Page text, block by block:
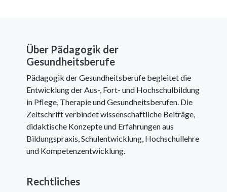
Über Pädagogik der
Gesundheitsberufe
Pädagogik der Gesundheitsberufe begleitet die
Entwicklung der Aus-, Fort- und Hochschulbildung
in Pflege, Therapie und Gesundheitsberufen. Die
Zeitschrift verbindet wissenschaftliche Beiträge,
didaktische Konzepte und Erfahrungen aus
Bildungspraxis, Schulentwicklung, Hochschullehre
und Kompetenzentwicklung.
Rechtliches